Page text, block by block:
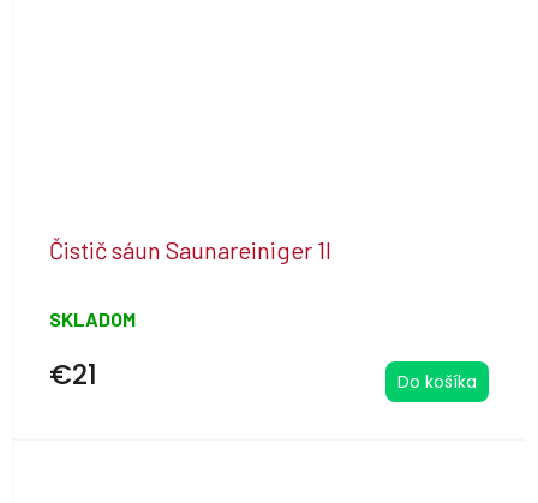
Čistič sáun Saunareiniger 1l
SKLADOM
€21 Do košíka